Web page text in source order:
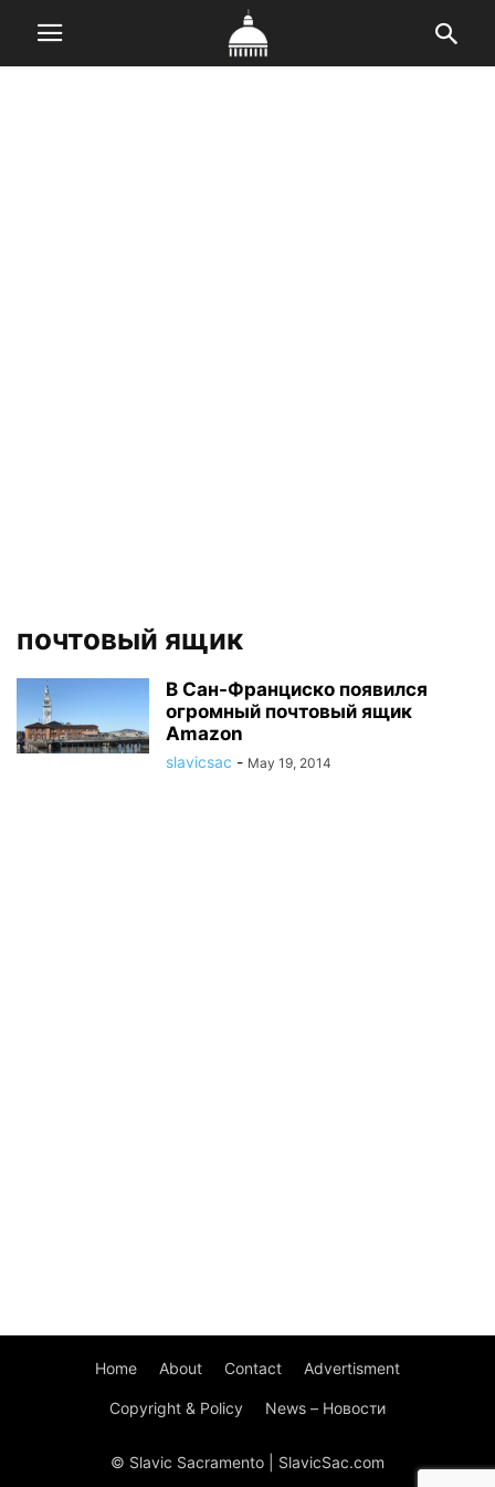
почтовый ящик
В Сан-Франциско появился
огромный почтовый ящик
Amazon
slavicsac - May 19, 2014
Home About Contact Advertisment
Copyright & Policy News – Новости
© Slavic Sacramento | SlavicSac.com